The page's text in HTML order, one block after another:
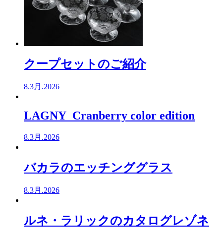
クープセットのご紹介
8.3月.2026
LAGNY Cranberry color edition
8.3月.2026
バカラのエッチンググラス
8.3月.2026
ルネ・ラリックのカタログレゾネ